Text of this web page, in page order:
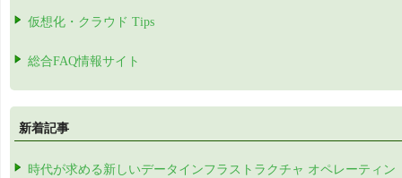
仮想化・クラウド Tips
総合FAQ情報サイト
新着記事
時代が求める新しいデータインフラストラクチャ オペレーティン